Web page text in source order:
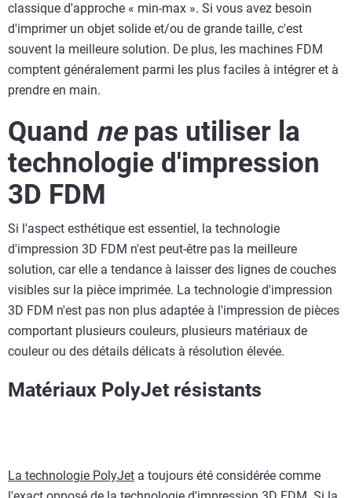
classique d'approche « min-max ». Si vous avez besoin
d'imprimer un objet solide et/ou de grande taille, c'est
souvent la meilleure solution. De plus, les machines FDM
comptent généralement parmi les plus faciles à intégrer et à
prendre en main.
Quand nepas utiliser la
technologie d'impression
3D FDM
Si l'aspect esthétique est essentiel, la technologie
d'impression 3D FDM n'est peut-être pas la meilleure
solution, car elle a tendance à laisser des lignes de couches
visibles sur la pièce imprimée. La technologie d'impression
3D FDM n'est pas non plus adaptée à l'impression de pièces
comportant plusieurs couleurs, plusieurs matériaux de
couleur ou des détails délicats à résolution élevée.
Matériaux PolyJet résistants
La technologie PolyJet a toujours été considérée comme